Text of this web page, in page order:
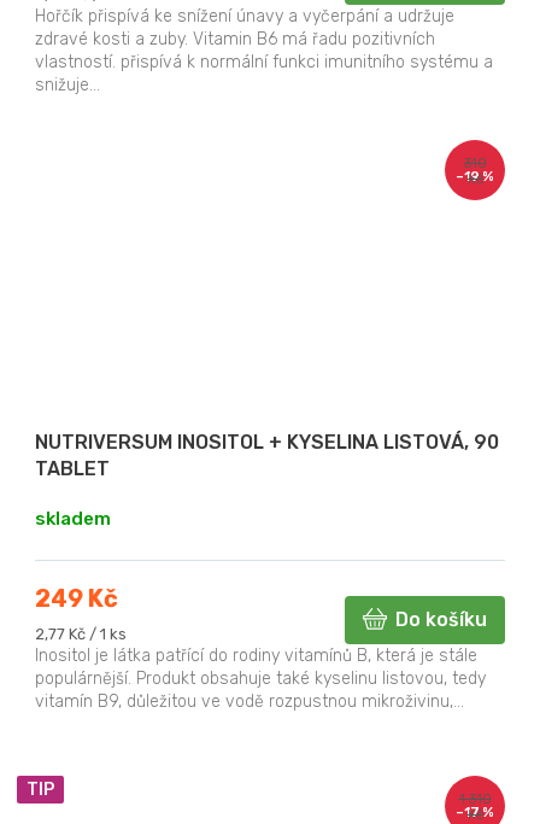
cena:
Hořčík přispívá ke snížení únavy a vyčerpání a udržuje
zdravé kosti a zuby. Vitamin B6 má řadu pozitivních
vlastností. přispívá k normální funkci imunitního systému a
snižuje...
310
Kč
–19 %
NUTRIVERSUM INOSITOL + KYSELINA LISTOVÁ, 90
TABLET
skladem
249 Kč
Měrná
cena:
2,77 Kč / 1 ks
Do košíku
Inositol je látka patřící do rodiny vitamínů B, která je stále
populárnější. Produkt obsahuje také kyselinu listovou, tedy
vitamín B9, důležitou ve vodě rozpustnou mikroživinu,...
TIP
1 310
Kč
–17 %